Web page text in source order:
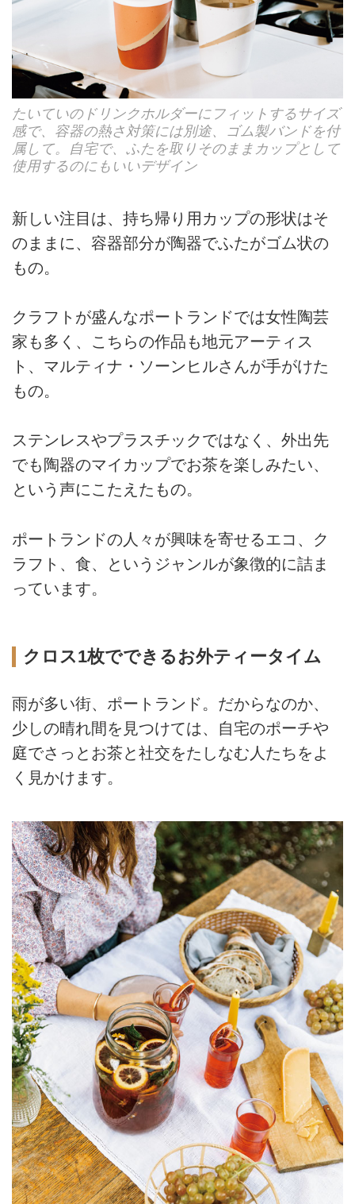
たいていのドリンクホルダーにフィットするサイズ
感で、容器の熱さ対策には別途、ゴム製バンドを付
属して。自宅で、ふたを取りそのままカップとして
使用するのにもいいデザイン
新しい注目は、持ち帰り用カップの形状はそ
のままに、容器部分が陶器でふたがゴム状の
もの。
クラフトが盛んなポートランドでは女性陶芸
家も多く、こちらの作品も地元アーティス
ト、マルティナ・ソーンヒルさんが手がけた
もの。
ステンレスやプラスチックではなく、外出先
でも陶器のマイカップでお茶を楽しみたい、
という声にこたえたもの。
ポートランドの人々が興味を寄せるエコ、ク
ラフト、食、というジャンルが象徴的に詰ま
っています。
クロス1枚でできるお外ティータイム
雨が多い街、ポートランド。だからなのか、
少しの晴れ間を見つけては、自宅のポーチや
庭でさっとお茶と社交をたしなむ人たちをよ
く見かけます。